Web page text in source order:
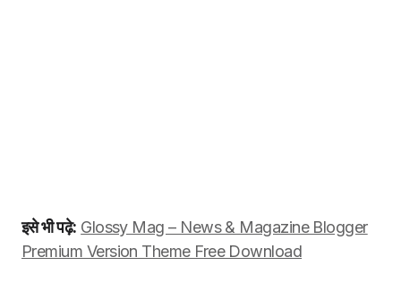
इसे भी पढ़े: Glossy Mag – News & Magazine Blogger
Premium Version Theme Free Download